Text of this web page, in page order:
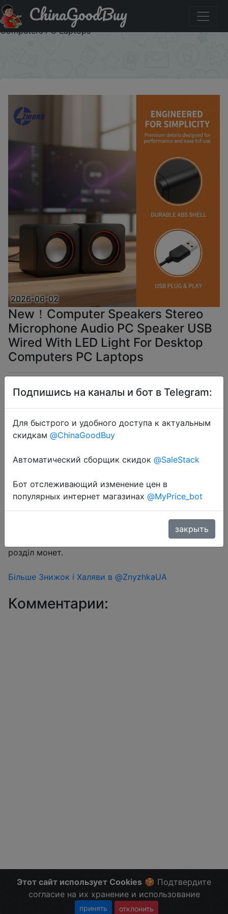
Скидка на: New！Computer Speakers Stereo Microphone
Audio PC Speaker USB Wired With LED Light For Desktop
Computers PC Laptops
ChinaGoodBuy
2026-06-02
New！Computer Speakers Stereo
Microphone Audio PC Speaker USB
Wired With LED Light For Desktop
Computers PC Laptops
$2.38
Coins
Перейти в магазин
Знижка монетками 306 Coins у додатку через
розділ монет.
Більше Знижок і Халяви в @ZnyzhkaUA
Комментарии:
Этот сайт использует Cookies 🍪 Подтвердите
согласие на их хранение и использование
принять отклонить
Подпишись на каналы и бот в Telegram:
Для быстрого и удобного доступа к актуальным
скидкам @ChinaGoodBuy
Автоматический сборщик скидок @SaleStack
Бот отслеживающий изменение цен в
популярных интернет магазинах @MyPrice_bot
закрыть